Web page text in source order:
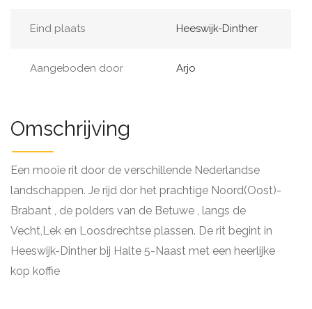
Eind plaats Heeswijk-Dinther
Aangeboden door Arjo
Omschrijving
Een mooie rit door de verschillende Nederlandse
landschappen. Je rijd dor het prachtige Noord(Oost)-
Brabant , de polders van de Betuwe , langs de
Vecht,Lek en Loosdrechtse plassen. De rit begint in
Heeswijk-Dinther bij Halte 5-Naast met een heerlijke
kop koffie